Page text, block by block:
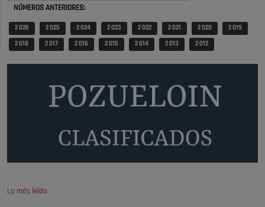
Pozuelo de Alarcón
🔴 EXCLUSIVA | El comisario de la …
todos, no vamos a notar …
Pozuelo de Alarcón
A ver si llega alguno que de verdad le importe la seguridad de Pozuelo
Pozuelo de Alarcón
NÚMEROS ANTERIORES:
2 026 2 025 2 024 2 023 2 022 2 021 2 020 2 019
2 018 2 017 2 016 2 015 2 014 2 013 2 012
Lo más leído